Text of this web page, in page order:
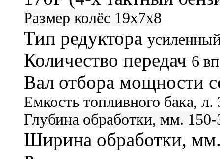
Размер колёс 19x7x8
Тип редуктора
Количество передач 6
Вал отбора мощности
Емкость топливного бака, л.
Глубина обработки, мм.
Ширина обработки,